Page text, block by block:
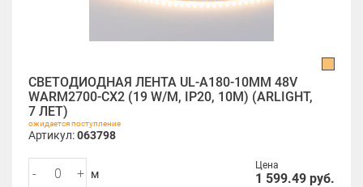
СВЕТОДИОДНАЯ ЛЕНТА UL-A180-10MM 48V
WARM2700-CX2 (19 W/M, IP20, 10M) (ARLIGHT,
7 ЛЕТ)
ожидается поступление
Артикул:063798
Цена
1 599.49 руб.
- + м